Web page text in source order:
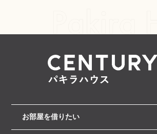
お部屋を借りたい